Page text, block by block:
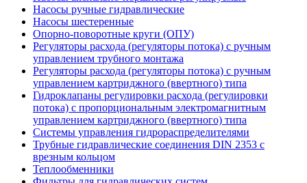
Насосы ручные гидравлические
Насосы шестеренные
Опорно-поворотные круги (ОПУ)
Регуляторы расхода (регуляторы потока) с ручным
управлением трубного монтажа
Регуляторы расхода (регуляторы потока) с ручным
управлением картриджного (ввертного) типа
Гидроклапаны регулировки расхода (регулировки
потока) с пропорциональным электромагнитным
управлением картриджного (ввертного) типа
Системы управления гидрораспределителями
Трубные гидравлические соединения DIN 2353 с
врезным кольцом
Теплообменники